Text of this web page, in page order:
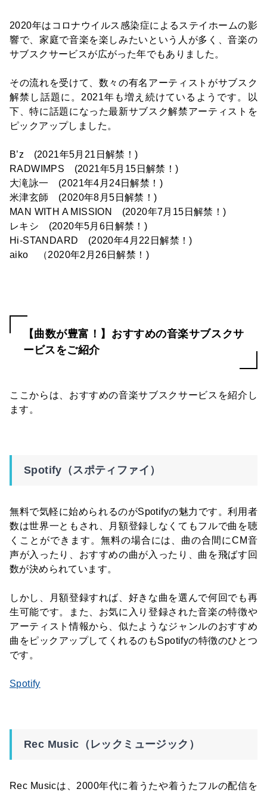
2020年はコロナウイルス感染症によるステイホームの影
響で、家庭で音楽を楽しみたいという人が多く、音楽の
サブスクサービスが広がった年でもありました。
その流れを受けて、数々の有名アーティストがサブスク
解禁し話題に。2021年も増え続けているようです。以
下、特に話題になった最新サブスク解禁アーティストを
ピックアップしました。
B’z (2021年5月21日解禁！)
RADWIMPS (2021年5月15日解禁！)
大滝詠一 (2021年4月24日解禁！)
米津玄師 (2020年8月5日解禁！)
MAN WITH A MISSION (2020年7月15日解禁！)
レキシ (2020年5月6日解禁！)
Hi-STANDARD (2020年4月22日解禁！)
aiko （2020年2月26日解禁！)
【曲数が豊富！】おすすめの音楽サブスクサ
ービスをご紹介
ここからは、おすすめの音楽サブスクサービスを紹介し
ます。
Spotify（スポティファイ）
無料で気軽に始められるのがSpotifyの魅力です。利用者
数は世界一ともされ、月額登録しなくてもフルで曲を聴
くことができます。無料の場合には、曲の合間にCM音
声が入ったり、おすすめの曲が入ったり、曲を飛ばす回
数が決められています。
しかし、月額登録すれば、好きな曲を選んで何回でも再
生可能です。また、お気に入り登録された音楽の特徴や
アーティスト情報から、似たようなジャンルのおすすめ
曲をピックアップしてくれるのもSpotifyの特徴のひとつ
です。
Spotify
Rec Music（レックミュージック）
Rec Musicは、2000年代に着うたや着うたフルの配信を